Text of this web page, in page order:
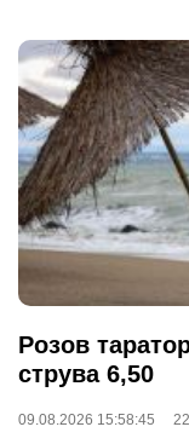
Розов
струва 6,50
09.08.2026 15:58:45